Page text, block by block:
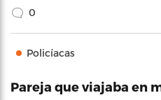
0
Policíacas
Pareja que viajaba en